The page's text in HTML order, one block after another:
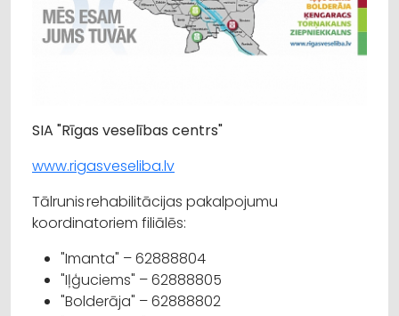
SIA "Rīgas veselības centrs"
www.rigasveseliba.lv
Tālrunis rehabilitācijas pakalpojumu
koordinatoriem filiālēs:
"Imanta" – 62888804
"Iļģuciems" – 62888805
"Bolderāja" – 62888802